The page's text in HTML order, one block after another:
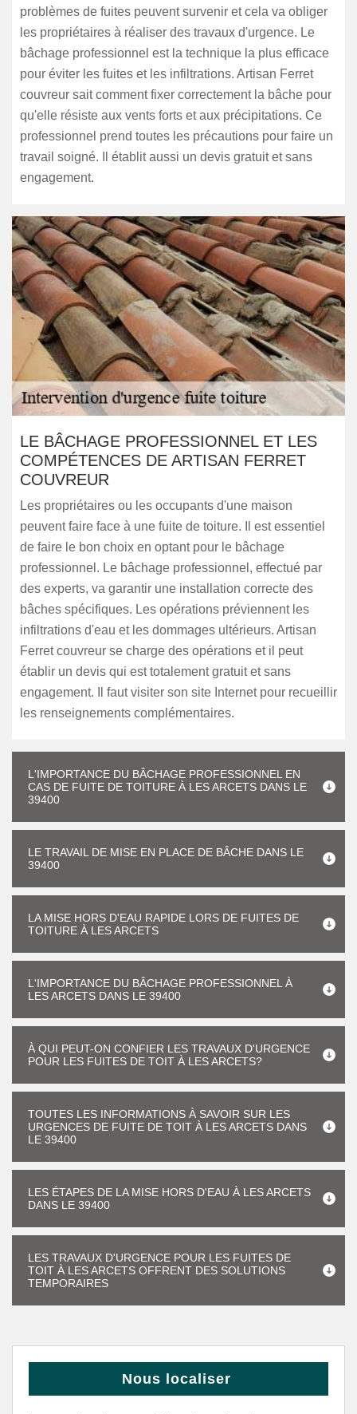
problèmes de fuites peuvent survenir et cela va obliger
les propriétaires à réaliser des travaux d'urgence. Le
bâchage professionnel est la technique la plus efficace
pour éviter les fuites et les infiltrations. Artisan Ferret
couvreur sait comment fixer correctement la bâche pour
qu'elle résiste aux vents forts et aux précipitations. Ce
professionnel prend toutes les précautions pour faire un
travail soigné. Il établit aussi un devis gratuit et sans
engagement.
LE BÂCHAGE PROFESSIONNEL ET LES
COMPÉTENCES DE ARTISAN FERRET
COUVREUR
Les propriétaires ou les occupants d'une maison
peuvent faire face à une fuite de toiture. Il est essentiel
de faire le bon choix en optant pour le bâchage
professionnel. Le bâchage professionnel, effectué par
des experts, va garantir une installation correcte des
bâches spécifiques. Les opérations préviennent les
infiltrations d'eau et les dommages ultérieurs. Artisan
Ferret couvreur se charge des opérations et il peut
établir un devis qui est totalement gratuit et sans
engagement. Il faut visiter son site Internet pour recueillir
les renseignements complémentaires.
L'IMPORTANCE DU BÂCHAGE PROFESSIONNEL EN
CAS DE FUITE DE TOITURE À LES ARCETS DANS LE
39400
LE TRAVAIL DE MISE EN PLACE DE BÂCHE DANS LE
39400
LA MISE HORS D'EAU RAPIDE LORS DE FUITES DE
TOITURE À LES ARCETS
L'IMPORTANCE DU BÂCHAGE PROFESSIONNEL À
LES ARCETS DANS LE 39400
À QUI PEUT-ON CONFIER LES TRAVAUX D'URGENCE
POUR LES FUITES DE TOIT À LES ARCETS?
TOUTES LES INFORMATIONS À SAVOIR SUR LES
URGENCES DE FUITE DE TOIT À LES ARCETS DANS
LE 39400
LES ÉTAPES DE LA MISE HORS D'EAU À LES ARCETS
DANS LE 39400
LES TRAVAUX D'URGENCE POUR LES FUITES DE
TOIT À LES ARCETS OFFRENT DES SOLUTIONS
TEMPORAIRES
Nous localiser